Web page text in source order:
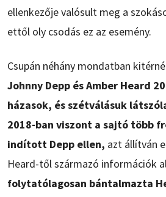
ellenkezője valósult meg a
ettől oly csodás ez az esemény.
Csupán néhány mondatban
Johnny Depp és Amber Heard
házasok, és szétválásuk
2018-ban viszont a sajtó több
indított Depp ellen, azt állítván
Heard-től származó információk
folytatólagosan bántalmazta